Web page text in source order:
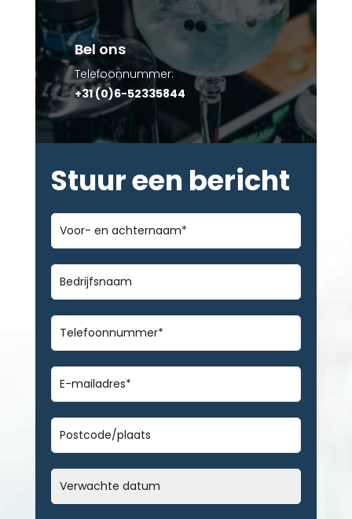
Bel ons
Telefoonnummer:
+31 (0)6-52335844
Stuur een bericht
Voor-
en
achternaam*
Bedrijfsnaam
Telefoonnummer*
E-
mailadres*
Geen
titel
Datum
MM